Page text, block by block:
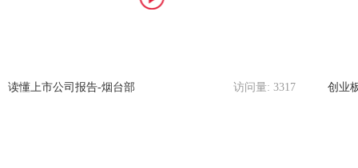
读懂上市公司报告-烟台部 访问量: 3317 创业